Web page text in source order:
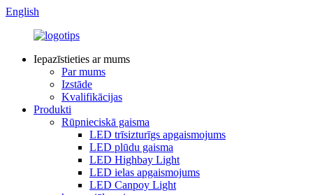
English
Iepazīstieties ar mums
Par mums
Izstāde
Kvalifikācijas
Produkti
Rūpnieciskā gaisma
LED trīsizturīgs apgaismojums
LED plūdu gaisma
LED Highbay Light
LED ielas apgaismojums
LED Canpoy Light